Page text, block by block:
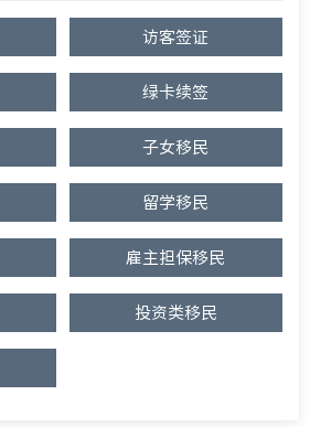
访客签证
绿卡续签
子女移民
留学移民
雇主担保移民
投资类移民